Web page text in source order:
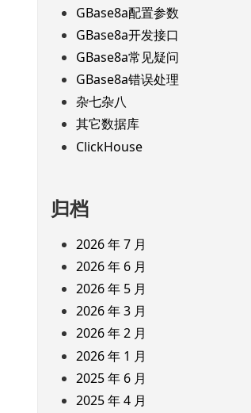
GBase8a配置参数
GBase8a开发接口
GBase8a常见疑问
GBase8a错误处理
杂七杂八
其它数据库
ClickHouse
归档
2026 年 7 月
2026 年 6 月
2026 年 5 月
2026 年 3 月
2026 年 2 月
2026 年 1 月
2025 年 6 月
2025 年 4 月